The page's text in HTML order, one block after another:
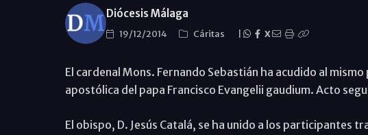
Diócesis Málaga
19/12/2014 Cáritas X
El cardenal Mons. Fernando Sebastián ha acudido al
apostólica del papa Francisco Evangelii gaudium. Acto
El obispo, D. Jesús Catalá, se ha unido a los participantes